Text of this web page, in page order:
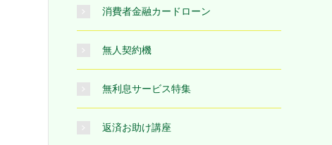
消費者金融カードローン
無人契約機
無利息サービス特集
返済お助け講座